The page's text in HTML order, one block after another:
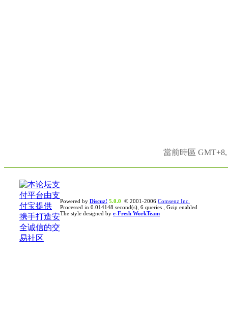
當前時區
Powered by Discuz! 5.0.0 © 2001-2006 Comsenz Inc.
Processed in 0.014148 second(s), 6 queries , Gzip enabled
The style designed by e-Fresh WorkTeam